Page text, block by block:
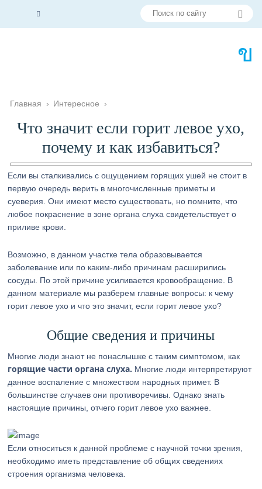
Главная › Интересное ›
Что значит если горит левое ухо,
почему и как избавиться?
Если вы сталкивались с ощущением горящих ушей не стоит в
первую очередь верить в многочисленные приметы и
суеверия. Они имеют место существовать, но помните, что
любое покраснение в зоне органа слуха свидетельствует о
приливе крови.
Возможно, в данном участке тела образовывается
заболевание или по каким-либо причинам расширились
сосуды. По этой причине усиливается кровообращение. В
данном материале мы разберем главные вопросы: к чему
горит левое ухо и что это значит, если горит левое ухо?
Общие сведения и причины
Многие люди знают не понаслышке с таким симптомом, как
горящие части органа слуха. Многие люди интерпретируют
данное воспаление с множеством народных примет. В
большинстве случаев они противоречивы. Однако знать
настоящие причины, отчего горит левое ухо важнее.
Если относиться к данной проблеме с научной точки зрения,
необходимо иметь представление об общих сведениях
строения организма человека.